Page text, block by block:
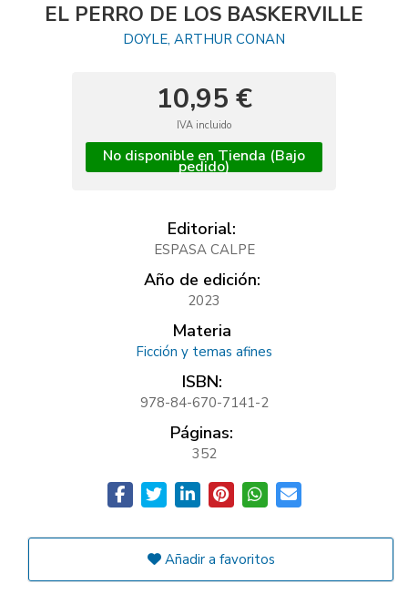
EL PERRO DE LOS BASKERVILLE
DOYLE, ARTHUR CONAN
10,95 €
IVA incluido
No disponible en Tienda (Bajo
pedido)
Editorial:
ESPASA CALPE
Año de edición:
2023
Materia
Ficción y temas afines
ISBN:
978-84-670-7141-2
Páginas:
352
Añadir a favoritos